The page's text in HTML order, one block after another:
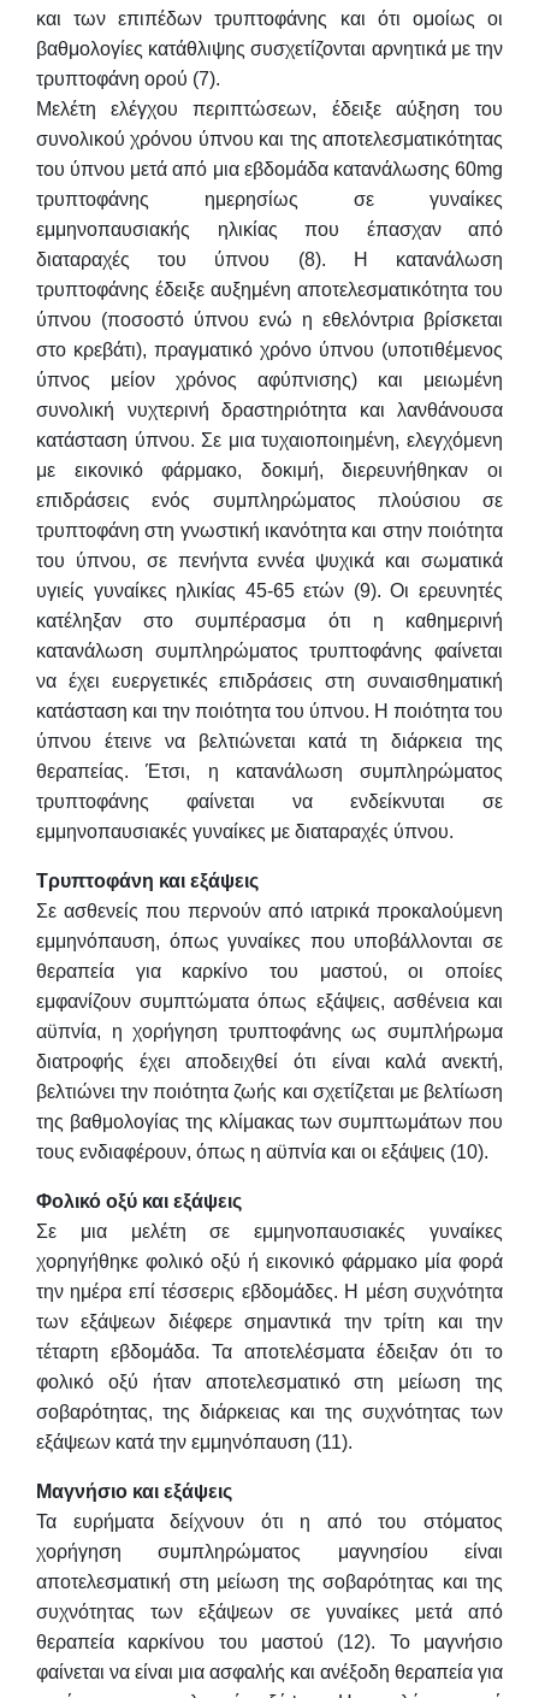
και των επιπέδων τρυπτοφάνης και ότι ομοίως οι
βαθμολογίες κατάθλιψης συσχετίζονται αρνητικά με την
τρυπτοφάνη ορού (7).
Μελέτη ελέγχου περιπτώσεων, έδειξε αύξηση του
συνολικού χρόνου ύπνου και της αποτελεσματικότητας
του ύπνου μετά από μια εβδομάδα κατανάλωσης 60mg
τρυπτοφάνης ημερησίως σε γυναίκες
εμμηνοπαυσιακής ηλικίας που έπασχαν από
διαταραχές του ύπνου (8). Η κατανάλωση
τρυπτοφάνης έδειξε αυξημένη αποτελεσματικότητα του
ύπνου (ποσοστό ύπνου ενώ η εθελόντρια βρίσκεται
στο κρεβάτι), πραγματικό χρόνο ύπνου (υποτιθέμενος
ύπνος μείον χρόνος αφύπνισης) και μειωμένη
συνολική νυχτερινή δραστηριότητα και λανθάνουσα
κατάσταση ύπνου. Σε μια τυχαιοποιημένη, ελεγχόμενη
με εικονικό φάρμακο, δοκιμή, διερευνήθηκαν οι
επιδράσεις ενός συμπληρώματος πλούσιου σε
τρυπτοφάνη στη γνωστική ικανότητα και στην ποιότητα
του ύπνου, σε πενήντα εννέα ψυχικά και σωματικά
υγιείς γυναίκες ηλικίας 45-65 ετών (9). Οι ερευνητές
κατέληξαν στο συμπέρασμα ότι η καθημερινή
κατανάλωση συμπληρώματος τρυπτοφάνης φαίνεται
να έχει ευεργετικές επιδράσεις στη συναισθηματική
κατάσταση και την ποιότητα του ύπνου. Η ποιότητα του
ύπνου έτεινε να βελτιώνεται κατά τη διάρκεια της
θεραπείας. Έτσι, η κατανάλωση συμπληρώματος
τρυπτοφάνης φαίνεται να ενδείκνυται σε
εμμηνοπαυσιακές γυναίκες με διαταραχές ύπνου.
Τρυπτοφάνη και εξάψεις
Σε ασθενείς που περνούν από ιατρικά προκαλούμενη
εμμηνόπαυση, όπως γυναίκες που υποβάλλονται σε
θεραπεία για καρκίνο του μαστού, οι οποίες
εμφανίζουν συμπτώματα όπως εξάψεις, ασθένεια και
αϋπνία, η χορήγηση τρυπτοφάνης ως συμπλήρωμα
διατροφής έχει αποδειχθεί ότι είναι καλά ανεκτή,
βελτιώνει την ποιότητα ζωής και σχετίζεται με βελτίωση
της βαθμολογίας της κλίμακας των συμπτωμάτων που
τους ενδιαφέρουν, όπως η αϋπνία και οι εξάψεις (10).
Φολικό οξύ και εξάψεις
Σε μια μελέτη σε εμμηνοπαυσιακές γυναίκες
χορηγήθηκε φολικό οξύ ή εικονικό φάρμακο μία φορά
την ημέρα επί τέσσερις εβδομάδες. Η μέση συχνότητα
των εξάψεων διέφερε σημαντικά την τρίτη και την
τέταρτη εβδομάδα. Τα αποτελέσματα έδειξαν ότι το
φολικό οξύ ήταν αποτελεσματικό στη μείωση της
σοβαρότητας, της διάρκειας και της συχνότητας των
εξάψεων κατά την εμμηνόπαυση (11).
Μαγνήσιο και εξάψεις
Τα ευρήματα δείχνουν ότι η από του στόματος
χορήγηση συμπληρώματος μαγνησίου είναι
αποτελεσματική στη μείωση της σοβαρότητας και της
συχνότητας των εξάψεων σε γυναίκες μετά από
θεραπεία καρκίνου του μαστού (12). Το μαγνήσιο
φαίνεται να είναι μια ασφαλής και ανέξοδη θεραπεία για